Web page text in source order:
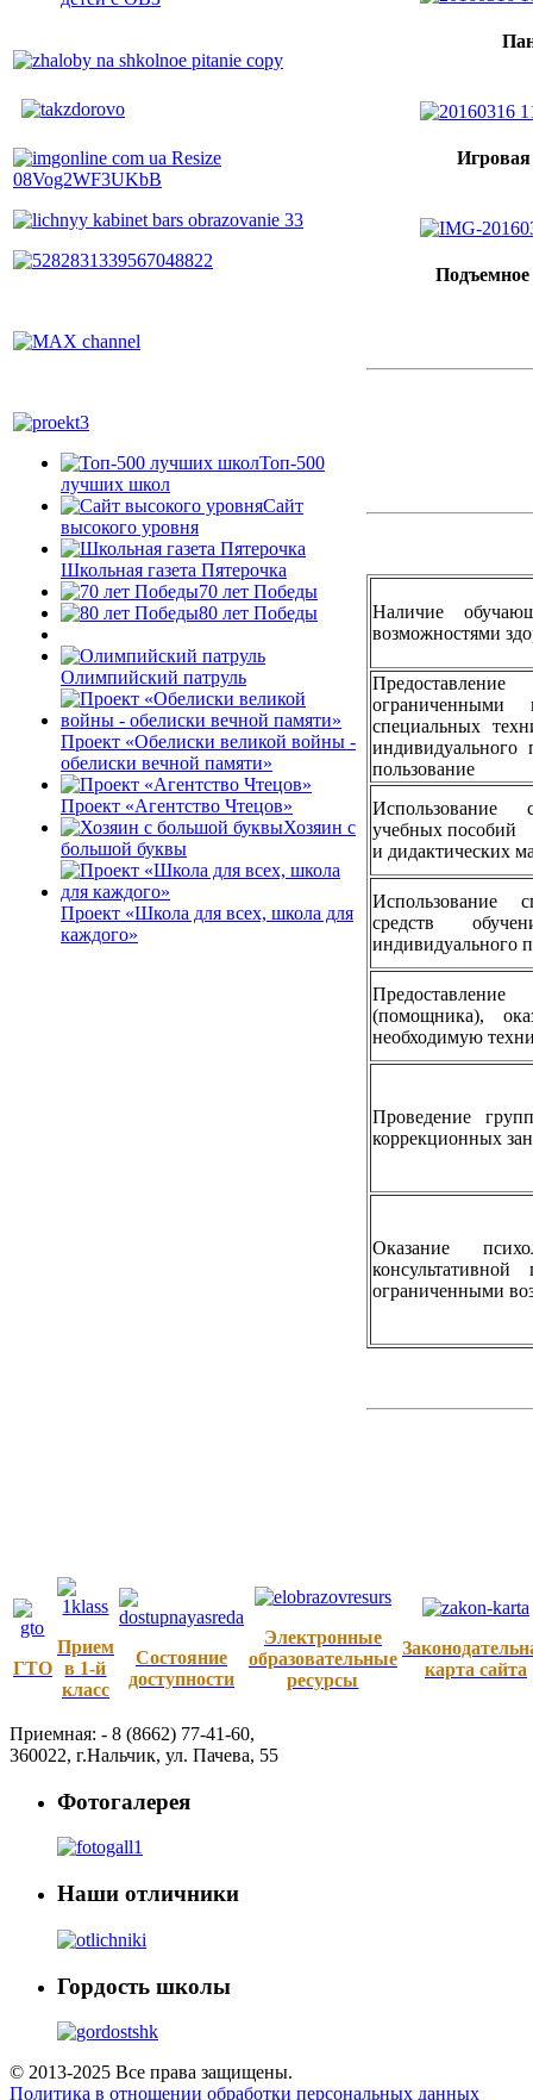
Топ-500
лучших школ
Сайт
высокого уровня
Школьная газета Пятерочка
70 лет Победы
80 лет Победы
Олимпийский патруль
Проект «Обелиски великой войны -
обелиски вечной памяти»
Проект «Агентство Чтецов»
Хозяин с
большой буквы
Проект «Школа для всех, школа для
каждого»
Подъемное
Наличие
возможностями
ограниченными
специальных
индивидуального
пользование
Использование
учебных пособий
и дидактических
Использование
средств
индивидуального
(помощника),
необходимую
Проведение
коррекционных
Оказание
ограниченными
ГТО
Прием
в 1-й
класс
Состояние
доступности
Электронные
образовательные
ресурсы
карта сайта
Приемная: - 8 (8662) 77-41-60,
360022, г.Нальчик, ул. Пачева, 55
Фотогалерея
Наши отличники
Гордость школы
© 2013-2025 Все права защищены.
Политика в отношении обработки персональных данных